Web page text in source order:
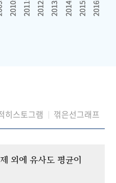
히스토그램 꺾은선그래프
외에 유사도 평균이